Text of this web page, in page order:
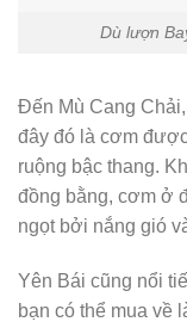
Dù lượn
Đến Mù Cang
đây đó là cơm
ruộng bậc thang.
đồng bằng, cơm ở
ngọt bởi nắng gió
Yên Bái cũng nổi
bạn có thể mua về